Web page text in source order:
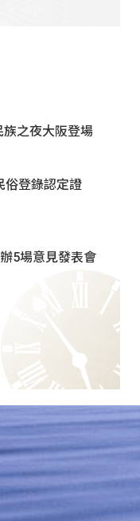
之夜大阪登場
俗登錄認定證
5場意見發表會